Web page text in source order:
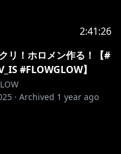
2:41:26
リ！ホロメン作る！【#
#FLOWGLOW】
· Archived 1 year ago